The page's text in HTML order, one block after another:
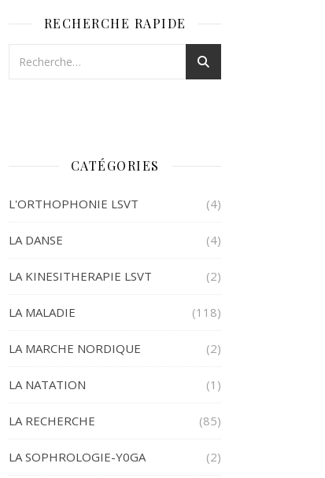
RECHERCHE RAPIDE
CATÉGORIES
L'ORTHOPHONIE LSVT (4)
LA DANSE (4)
LA KINESITHERAPIE LSVT (2)
LA MALADIE (118)
LA MARCHE NORDIQUE (2)
LA NATATION (1)
LA RECHERCHE (85)
LA SOPHROLOGIE-Y0GA (2)